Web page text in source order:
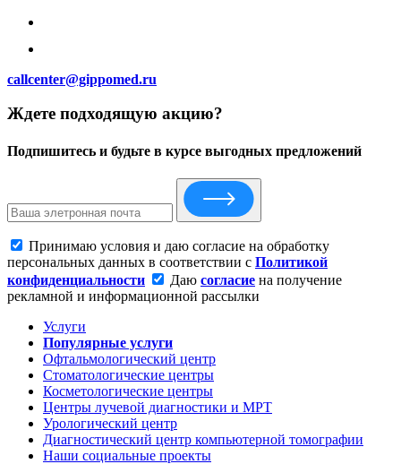
callcenter@gippomed.ru
Ждете подходящую акцию?
Подпишитесь и будьте в курсе выгодных предложений
Принимаю условия и даю согласие на обработку
персональных данных в соответствии с Политикой
конфиденциальности
Даю согласие на получение
рекламной и информационной рассылки
Услуги
Популярные услуги
Офтальмологический центр
Стоматологические центры
Косметологические центры
Центры лучевой диагностики и МРТ
Урологический центр
Диагностический центр компьютерной томографии
Наши социальные проекты